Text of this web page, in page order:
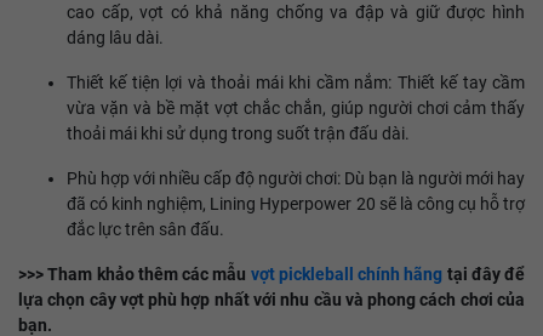
cao cấp, vợt có khả năng chống va đập và giữ được hình
dáng lâu dài.
Thiết kế tiện lợi và thoải mái khi cầm nắm: Thiết kế tay cầm
vừa vặn và bề mặt vợt chắc chắn, giúp người chơi cảm thấy
thoải mái khi sử dụng trong suốt trận đấu dài.
Phù hợp với nhiều cấp độ người chơi: Dù bạn là người mới hay
đã có kinh nghiệm, Lining Hyperpower 20 sẽ là công cụ hỗ trợ
đắc lực trên sân đấu.
>>> Tham khảo thêm các mẫu vợt pickleball chính hãng tại đây để
lựa chọn cây vợt phù hợp nhất với nhu cầu và phong cách chơi của
bạn.